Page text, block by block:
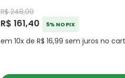
R$ 248,00
R$ 161,40 5% NO PIX
em 10x de R$ 16,99 sem juros no